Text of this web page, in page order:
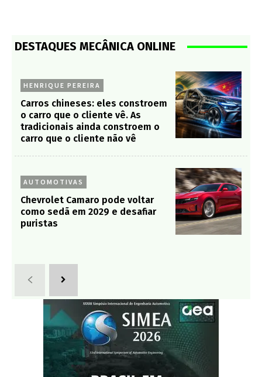
DESTAQUES MECÂNICA ONLINE
HENRIQUE PEREIRA
Carros chineses: eles constroem
o carro que o cliente vê. As
tradicionais ainda constroem o
carro que o cliente não vê
AUTOMOTIVAS
Chevrolet Camaro pode voltar
como sedã em 2029 e desafiar
puristas